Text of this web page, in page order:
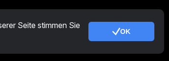
Seite stimmen Sie
OK
contactus@cryptotabfarm.com